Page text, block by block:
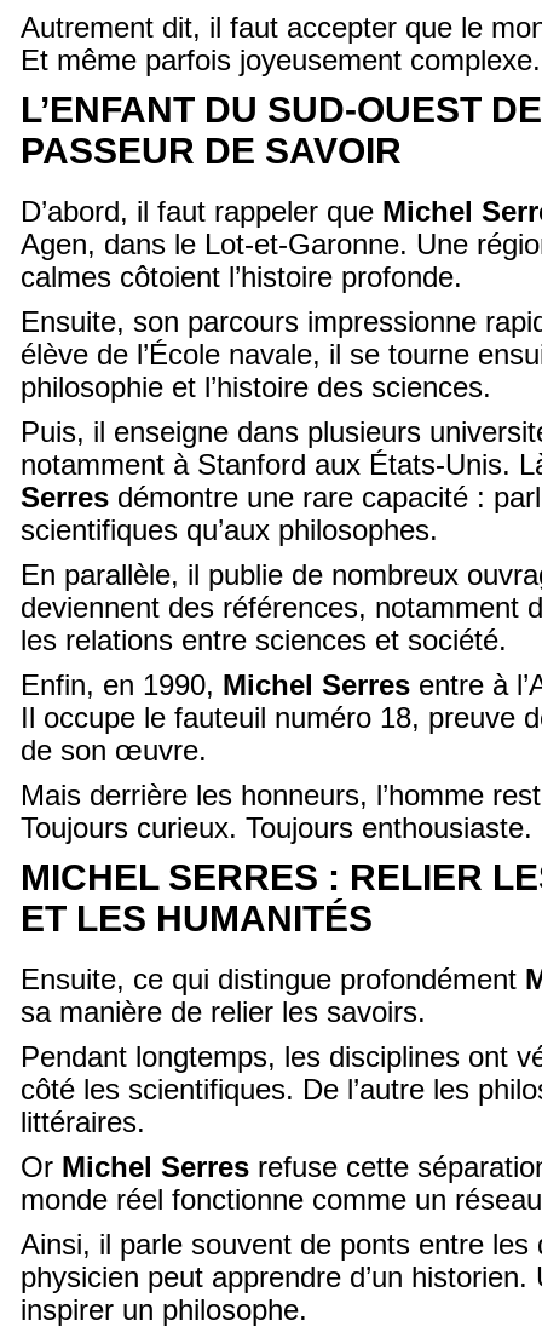
Autrement dit, il faut accepter que le
Et même parfois joyeusement complexe.
L’ENFANT DU SUD-OUEST
PASSEUR DE SAVOIR
D’abord, il faut rappeler que Michel
Agen, dans le Lot-et-Garonne. Une
calmes côtoient l’histoire profonde.
Ensuite, son parcours impressionne
élève de l’École navale, il se tourne
philosophie et l’histoire des sciences.
Puis, il enseigne dans plusieurs
notamment à Stanford aux États-Unis.
Serres démontre une rare capacité :
scientifiques qu’aux philosophes.
En parallèle, il publie de nombreux
deviennent des références, notamment
les relations entre sciences et société.
Enfin, en 1990, Michel Serres entre à
Il occupe le fauteuil numéro 18, preuve
de son œuvre.
Mais derrière les honneurs, l’homme
Toujours curieux. Toujours enthousiaste.
MICHEL SERRES : RELIER
ET LES HUMANITÉS
Ensuite, ce qui distingue profondément
sa manière de relier les savoirs.
Pendant longtemps, les disciplines ont
côté les scientifiques. De l’autre les
littéraires.
Or Michel Serres refuse cette
monde réel fonctionne comme un
Ainsi, il parle souvent de ponts entre les
physicien peut apprendre d’un
inspirer un philosophe.